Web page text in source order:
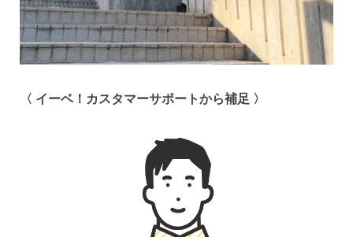
〈 イーベ！カスタマーサポートから補足 〉